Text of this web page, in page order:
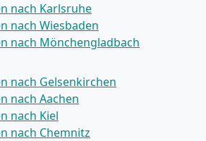
nach Karlsruhe
nach Wiesbaden
nach Mönchen­gladbach
nach Gelsenkirchen
nach Aachen
nach Kiel
nach Chemnitz